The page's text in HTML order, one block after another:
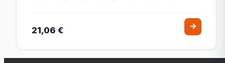
21,06 €